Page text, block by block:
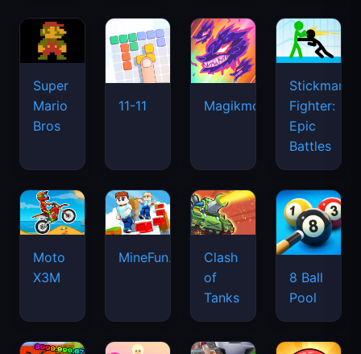
Super
Mario
Bros
11-11 Magikmon
Stickman
Fighter:
Epic
Battles
Moto
X3M
MineFun.io
Clash
of
Tanks
8 Ball
Pool